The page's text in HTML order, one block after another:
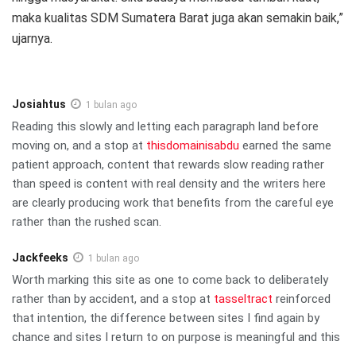
maka kualitas SDM Sumatera Barat juga akan semakin baik,”
ujarnya.
Josiahtus 1 bulan ago
Reading this slowly and letting each paragraph land before
moving on, and a stop at thisdomainisabdu earned the same
patient approach, content that rewards slow reading rather
than speed is content with real density and the writers here
are clearly producing work that benefits from the careful eye
rather than the rushed scan.
Jackfeeks 1 bulan ago
Worth marking this site as one to come back to deliberately
rather than by accident, and a stop at tasseltract reinforced
that intention, the difference between sites I find again by
chance and sites I return to on purpose is meaningful and this